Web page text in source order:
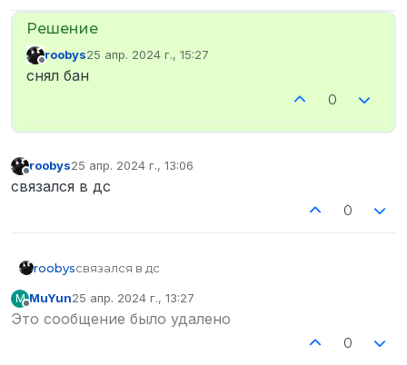
Не в сети
roobys25 апр. 2024 г., 15:27
отредактировано
снял бан
0
roobys25 апр. 2024 г., 13:06
отредактировано
связался в дс
0
roobysсвязался в дс
M
Не в сети
MuYun25 апр. 2024 г., 13:27
отредактировано
Это сообщение было удалено
0